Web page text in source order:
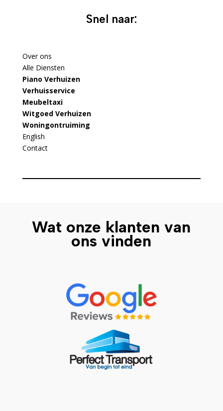
Snel naar:
Over ons
Alle Diensten
Piano Verhuizen
Verhuisservice
Meubeltaxi
Witgoed Verhuizen
Woningontruiming
English
Contact
Wat onze klanten van
ons vinden